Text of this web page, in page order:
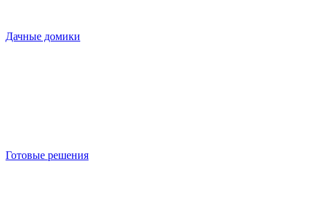
Дачные домики
Готовые решения